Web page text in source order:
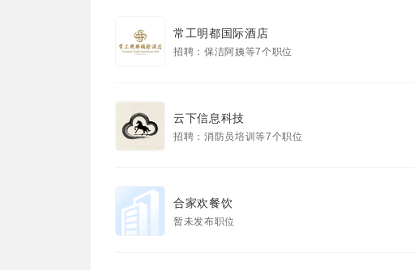
常工明都国际酒店
招聘：保洁阿姨等7个职位
云下信息科技
招聘：消防员培训等7个职位
合家欢餐饮
暂未发布职位